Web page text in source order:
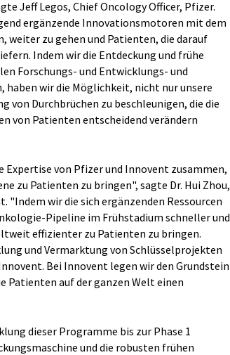
Jeff Legos, Chief Oncology Officer, Pfizer.
ergänzende Innovationsmotoren mit dem
weiter zu gehen und Patienten, die darauf
Indem wir die Entdeckung und frühe
Forschungs- und Entwicklungs- und
wir die Möglichkeit, nicht nur unsere
von Durchbrüchen zu beschleunigen, die die
von Patienten entscheidend verändern
von Pfizer und Innovent zusammen,
zu Patienten zu bringen", sagte Dr. Hui Zhou,
"Indem wir die sich ergänzenden Ressourcen
Pipeline im Frühstadium schneller und
effizienter zu Patienten zu bringen.
und Vermarktung von Schlüsselprojekten
Bei Innovent legen wir den Grundstein
auf der ganzen Welt einen
dieser Programme bis zur Phase 1
und die robusten frühen